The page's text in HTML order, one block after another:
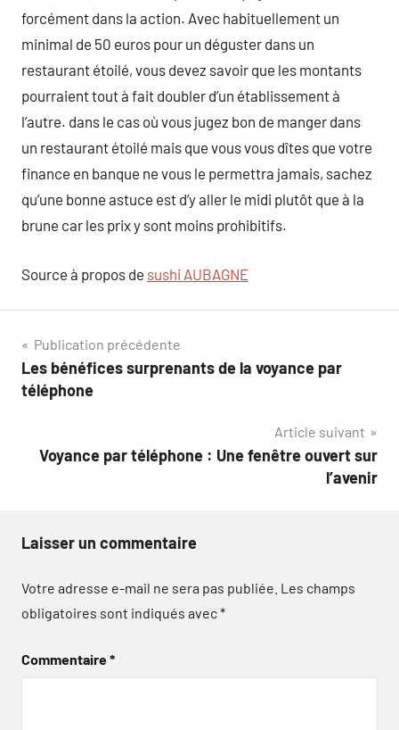
forcément dans la action. Avec habituellement un
minimal de 50 euros pour un déguster dans un
restaurant étoilé, vous devez savoir que les montants
pourraient tout à fait doubler d’un établissement à
l’autre. dans le cas où vous jugez bon de manger dans
un restaurant étoilé mais que vous vous dîtes que votre
finance en banque ne vous le permettra jamais, sachez
qu’une bonne astuce est d’y aller le midi plutôt que à la
brune car les prix y sont moins prohibitifs.
Source à propos de sushi AUBAGNE
Navigation
de
Publication précédente
Les bénéfices surprenants de la voyance par
téléphone
Article suivant
Voyance par téléphone : Une fenêtre ouvert sur
l’avenir
Laisser un commentaire
Votre adresse e-mail ne sera pas publiée. Les champs
obligatoires sont indiqués avec*
Commentaire*